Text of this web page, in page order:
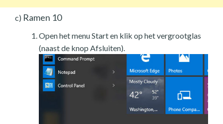
c) Ramen 10
Open het menu Start en klik op het vergrootglas
(naast de knop Afsluiten).